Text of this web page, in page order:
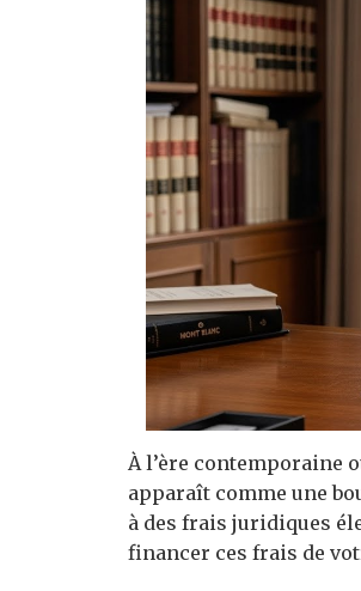
À l’ère contemporaine
apparaît comme une
à des frais juridiques
financer ces frais de